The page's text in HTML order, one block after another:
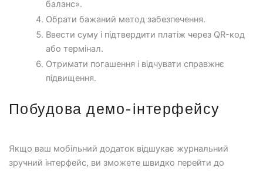
баланс».
Обрати бажаний метод забезпечення.
Ввести суму і підтвердити платіж через QR-код
або термінал.
Отримати погашення і відчувати справжнє
підвищення.
Побудова демо-інтерфейсу
Якщо ваш мобільний додаток відшукає журнальний
зручний інтерфейс, ви зможете швидко перейти до